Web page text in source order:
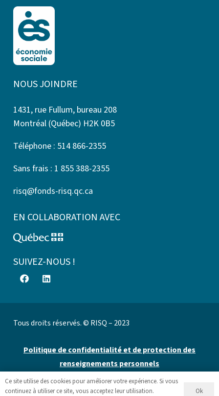
NOUS JOINDRE
1431, rue Fullum, bureau 208
Montréal (Québec) H2K 0B5
Téléphone : 514 866-2355
Sans frais : 1 855 388-2355
risq@fonds-risq.qc.ca
EN COLLABORATION AVEC
SUIVEZ-NOUS !
Tous droits réservés. © RISQ – 2023
Politique de confidentialité et de protection des
renseignements personnels
Site web par 👉 Cinetic
Ce site utilise des cookies pour améliorer votre expérience. Si vous
continuez à utiliser ce site, vous acceptez leur utilisation.
Ok